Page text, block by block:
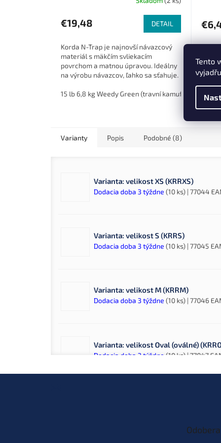
Tento
€19,48 DETAIL
Korda N-Trap je najnovší návazcový
materiál s mäkčím svliekacím
povrchom a matnou úpravou. Ideálny
na výrobu návazcov, ľahko sa sťahuje.
robustné...
15 lb 6,8 kg Weedy Green (travní kamufláž) (KNT01)
a
sklzu
Varianty Popis Podobné (8)
Varianta: velikost XS (KRRXS)
Dodacia doba 3 týždne (10 ks) | 77044
Varianta: velikost S (KRRS)
Dodacia doba 3 týždne (10 ks) | 77045
Varianta: velikost M (KRRM)
Dodacia doba 3 týždne (10 ks) | 77046
Varianta: velikost Oval (oválné)
Dodacia doba 3 týždne (10 ks) | 77047